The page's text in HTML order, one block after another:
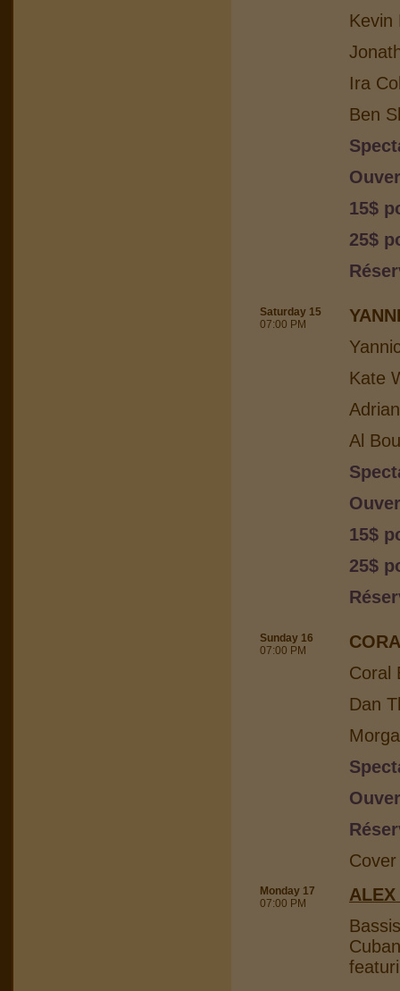
Kevin
Ira
Ben
15$
25$
Saturday 15
07:00 PM
Kate
Al
15$
25$
Sunday 16
07:00 PM
Coral
Dan
Monday 17
07:00 PM